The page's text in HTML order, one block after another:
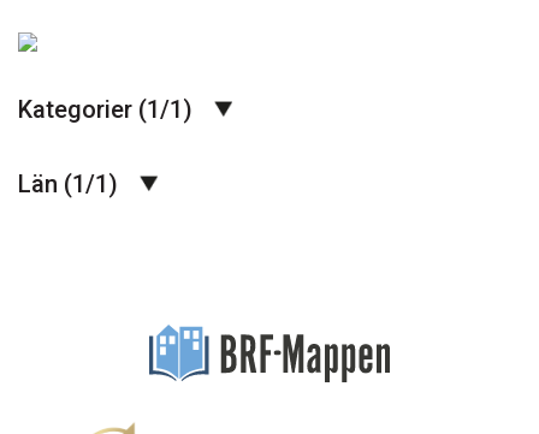
Kategorier (1/1)
Län (1/1)